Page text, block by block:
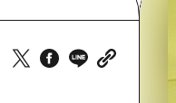
การ
แนะนำ
กี
เข้า
สรุป
บริเวณ
ยามากุ
บริเ
ยาม
าระ